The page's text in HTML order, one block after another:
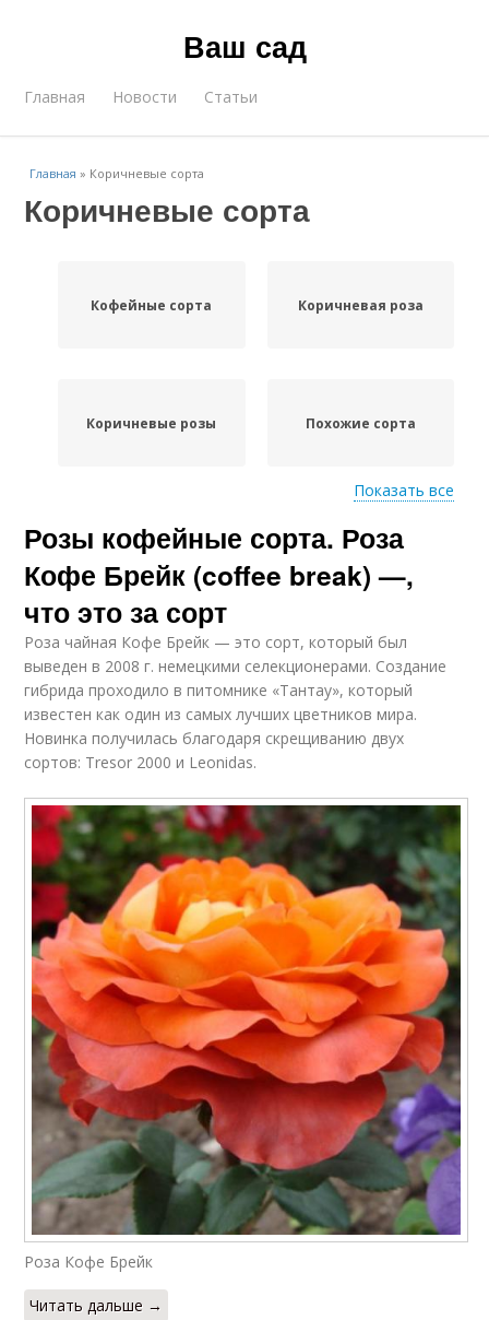
Ваш сад
Главная Новости Статьи
Главная » Коричневые сорта
Коричневые сорта
Кофейные сорта Коричневая роза
Коричневые розы Похожие сорта
Популярные сорта Однотонные сорта
Необычные сорта
Показать все
Розы кофейные сорта. Роза
Кофе Брейк (coffee break) —,
что это за сорт
Роза чайная Кофе Брейк — это сорт, который был
выведен в 2008 г. немецкими селекционерами. Создание
гибрида проходило в питомнике «Тантау», который
известен как один из самых лучших цветников мира.
Новинка получилась благодаря скрещиванию двух
сортов: Tresor 2000 и Leonidas.
Роза Кофе Брейк
Читать дальше →